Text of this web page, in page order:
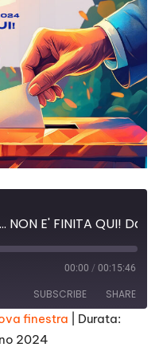
00:00 / 00:15:46
SUBSCRIBE SHARE
finestra
Durata:
2024